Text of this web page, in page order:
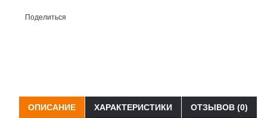
Поделиться
ОПИСАНИЕ ХАРАКТЕРИСТИКИ ОТЗЫВОВ (0)